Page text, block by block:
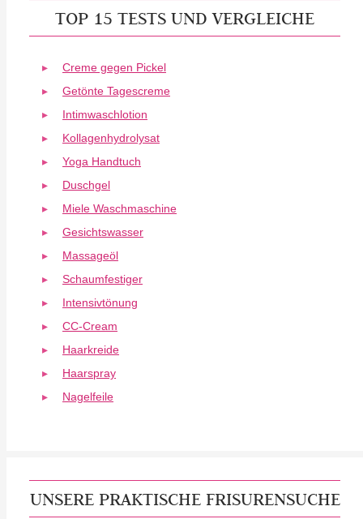
TOP 15 TESTS UND VERGLEICHE
Creme gegen Pickel
Getönte Tagescreme
Intimwaschlotion
Kollagenhydrolysat
Yoga Handtuch
Duschgel
Miele Waschmaschine
Gesichtswasser
Massageöl
Schaumfestiger
Intensivtönung
CC-Cream
Haarkreide
Haarspray
Nagelfeile
UNSERE PRAKTISCHE FRISURENSUCHE